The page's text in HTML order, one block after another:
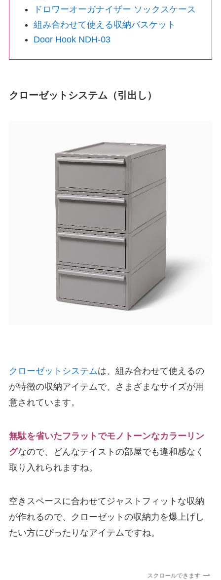
ドロワーオーガナイザー ソックスケース
組み合わせて使える収納バスケット
Door Hook NDH-03
クローゼットシステム（引出し）
クローゼットシステムは、組み合わせて使えるの
が特徴の収納アイテムで、さまざまなサイズが用
意されています。
無駄を省いたフラットでモノトーンなカラーリン
グなので、どんなテイストの部屋でも違和感なく
取り入れられますね。
空きスペースに合わせてジャストフィットな収納
が作れるので、クローゼットの収納力を爆上げし
たい方にぴったりなアイテムですね。
スクロールできます